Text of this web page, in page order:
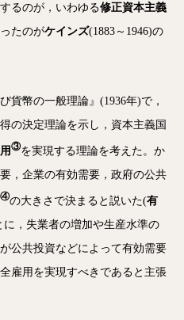
るのが，いわゆる修正資本主義
たのがケインズ(1883～1946)の
貨幣の一般理論』(1936年)で，
の決定理論を示し，資本主義国
③を実現する理論を考えた。か
，企業の有効需要，政府の公共
④の大きさで決まると説いた(有
，失業者の増加や生産水準の
公共投資などによって有効需要
雇用を実現すべきであると主張